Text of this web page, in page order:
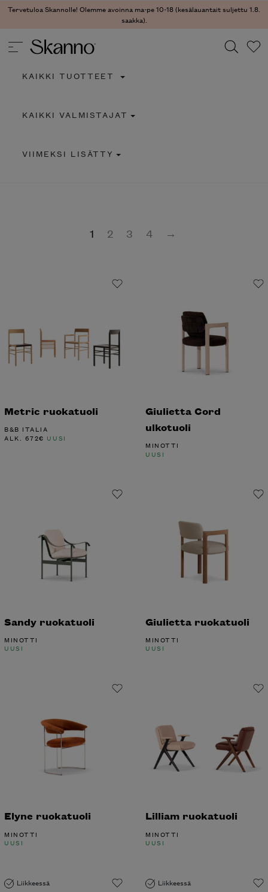
Tervetuloa Skannolle! Olemme avoinna ma-pe 10-18 (kesälauantait suljettu 1.8.
saakka).
Type 2 or more characters for results.
KAIKKI TUOTTEET
KAIKKI VALMISTAJAT
VIIMEKSI LISÄTTY
1 2 3 4 →
Metric ruokatuoli
B&B ITALIA
ALK. 672€ UUSI
Giulietta Cord
ulkotuoli
MINOTTI
UUSI
Sandy ruokatuoli
MINOTTI
UUSI
Giulietta ruokatuoli
MINOTTI
UUSI
Elyne ruokatuoli
MINOTTI
UUSI
Lilliam ruokatuoli
MINOTTI
UUSI
Liikkeessä Liikkeessä